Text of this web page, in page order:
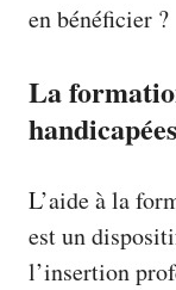
en bénéficier ?
La
L’aide à la
est un
l’insertion